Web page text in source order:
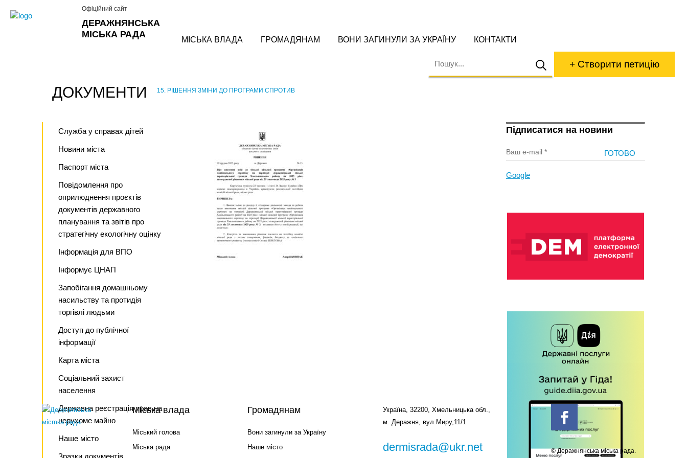
ДЕРАЖНЯНСЬКА
МІСЬКА РАДА
Офіційний сайт
МІСЬКА ВЛАДА ГРОМАДЯНАМ ВОНИ ЗАГИНУЛИ ЗА УКРАЇНУ КОНТАКТИ
+ Створити петицію
ДОКУМЕНТИ 15. РІШЕННЯ ЗМІНИ ДО ПРОГРАМИ СПРОТИВ
Служба у справах дітей
Новини міста
Паспорт міста
Повідомлення про
оприлюднення проєктів
документів державного
планування та звітів про
стратегічну екологічну оцінку
Інформація для ВПО
Інформує ЦНАП
Запобігання домашньому
насильству та протидія
торгівлі людьми
Доступ до публічної
інформації
Карта міста
Соціальний захист
населення
Державна реєстрація прав на
нерухоме майно
Наше місто
Зразки документів
Підписатися на новини
Google
Міська влада
Міський голова
Міська рада
Громадянам
Вони загинули за Україну
Наше місто
Україна, 32200, Хмельницька обл.,
м. Деражня, вул.Миру,11/1
dermisrada@ukr.net
© Деражнянська міська рада.